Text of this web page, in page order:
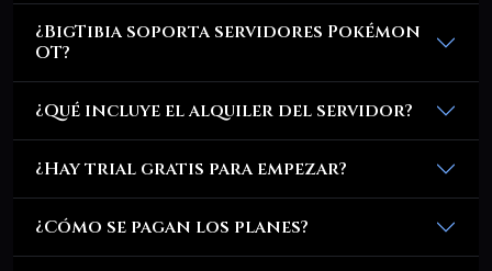
¿BigTibia soporta servidores Pokémon
OT?
¿Qué incluye el alquiler del servidor?
¿Hay trial gratis para empezar?
¿Cómo se pagan los planes?